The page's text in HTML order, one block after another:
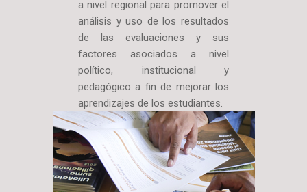
a nivel regional para promover el
análisis y uso de los resultados
de las evaluaciones y sus
factores asociados a nivel
político, institucional y
pedagógico a fin de mejorar los
aprendizajes de los estudiantes.